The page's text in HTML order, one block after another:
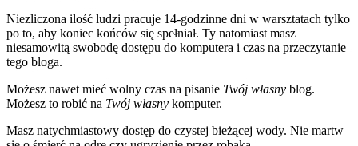
Niezliczona ilość ludzi pracuje 14-godzinne dni w warsztatach tylko
po to, aby koniec końców się spełniał. Ty natomiast masz
niesamowitą swobodę dostępu do komputera i czas na przeczytanie
tego bloga.
Możesz nawet mieć wolny czas na pisanie Twój własny blog.
Możesz to robić na Twój własny komputer.
Masz natychmiastowy dostęp do czystej bieżącej wody. Nie martw